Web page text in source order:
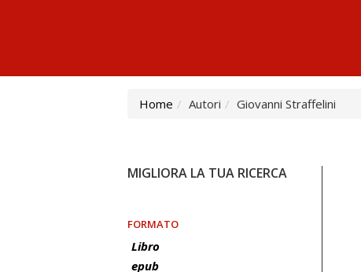
Home Autori Giovanni Straffelini
MIGLIORA LA TUA RICERCA
FORMATO
Libro
epub